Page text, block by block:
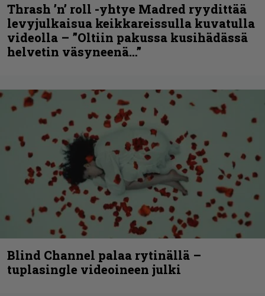
Thrash ’n’ roll -yhtye Madred ryydittää
levyjulkaisua keikkareissulla kuvatulla
videolla – ”Oltiin pakussa kusihädässä
helvetin väsyneenä…”
Blind Channel palaa rytinällä –
tuplasingle videoineen julki